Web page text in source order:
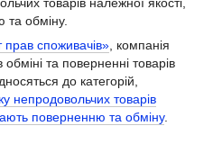
обміну.
прав споживачів» , компанія
та поверненні товарів
до категорій,
непродовольчих товарів
поверненню та обміну.